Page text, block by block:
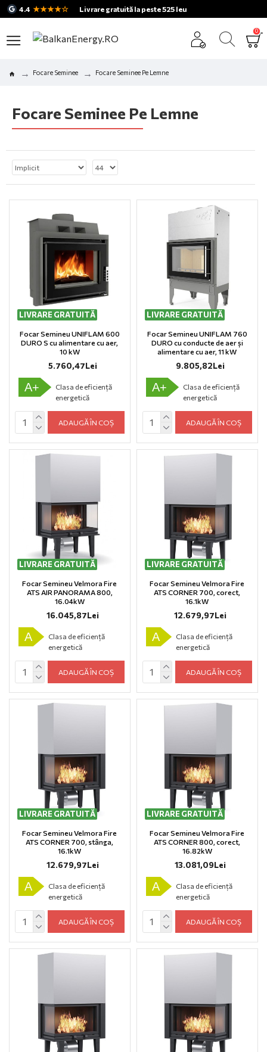
4.4 ★★★★☆ Livrare gratuită la peste 525 leu
0
Focare Seminee Focare Seminee Pe Lemne
Focare Seminee Pe Lemne
ULTIMELE BUCĂȚI
LIVRARE GRATUITĂ
Focar Semineu UNIFLAM 600
DURO S cu alimentare cu aer,
10 kW
5.760,47Lei
A+
Clasa de eficiență
energetică
ADAUGĂ ÎN COȘ
ULTIMA BUCATĂ
LIVRARE GRATUITĂ
Focar Semineu UNIFLAM 760
DURO cu conducte de aer și
alimentare cu aer, 11 kW
9.805,82Lei
A+
Clasa de eficiență
energetică
ADAUGĂ ÎN COȘ
LIVRARE GRATUITĂ
Focar Semineu Velmora Fire
ATS AIR PANORAMA 800,
16.04kW
16.045,87Lei
A
Clasa de eficiență
energetică
ADAUGĂ ÎN COȘ
LIVRARE GRATUITĂ
Focar Semineu Velmora Fire
ATS CORNER 700, corect,
16.1kW
12.679,97Lei
A
Clasa de eficiență
energetică
ADAUGĂ ÎN COȘ
LIVRARE GRATUITĂ
Focar Semineu Velmora Fire
ATS CORNER 700, stânga,
16.1kW
12.679,97Lei
A
Clasa de eficiență
energetică
ADAUGĂ ÎN COȘ
LIVRARE GRATUITĂ
Focar Semineu Velmora Fire
ATS CORNER 800, corect,
16.82kW
13.081,09Lei
A
Clasa de eficiență
energetică
ADAUGĂ ÎN COȘ